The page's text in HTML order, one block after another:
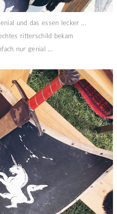
und das essen lecker ...
ritterschild bekam
nur genial ...